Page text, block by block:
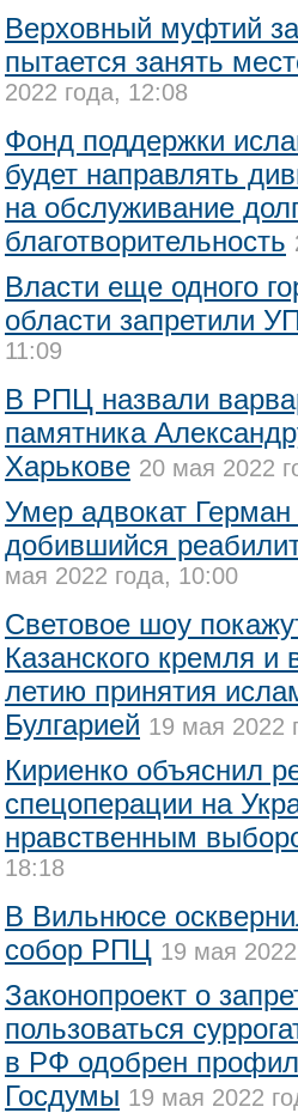
Верховный муфтий
пытается занять
2022 года, 12:08
Фонд поддержки
будет направлять
на обслуживание
благотворительность
Власти еще одного
области запретили
11:09
В РПЦ назвали
памятника
Харькове 20 мая 2022
Умер адвокат
добившийся
мая 2022 года, 10:00
Световое шоу
Казанского кремля и
летию принятия
Булгарией 19 мая 2022
Кириенко объяснил
спецоперации на
нравственным
18:18
В Вильнюсе
собор РПЦ 19 мая
Законопроект о
пользоваться
в РФ одобрен
Госдумы 19 мая 2022